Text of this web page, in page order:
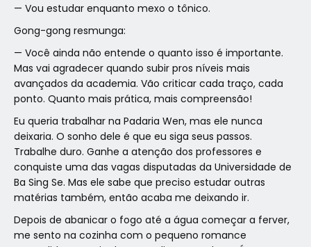
— Vou estudar enquanto mexo o tônico.
Gong-gong resmunga:
— Você ainda não entende o quanto isso é importante.
Mas vai agradecer quando subir pros níveis mais
avançados da academia. Vão criticar cada traço, cada
ponto. Quanto mais prática, mais compreensão!
Eu queria trabalhar na Padaria Wen, mas ele nunca
deixaria. O sonho dele é que eu siga seus passos.
Trabalhe duro. Ganhe a atenção dos professores e
conquiste uma das vagas disputadas da Universidade de
Ba Sing Se. Mas ele sabe que preciso estudar outras
matérias também, então acaba me deixando ir.
Depois de abanicar o fogo até a água começar a ferver,
me sento na cozinha com o pequeno romance